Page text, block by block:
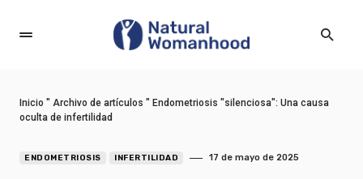
Inicio " Archivo de artículos " Endometriosis "silenciosa": Una causa
oculta de infertilidad
ENDOMETRIOSIS INFERTILIDAD 17 de mayo de 2025